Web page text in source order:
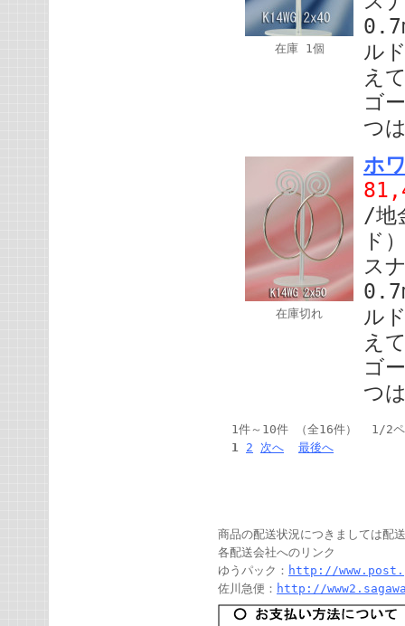
在庫 1個
ル
え
ゴ
つ
在庫切れ
ホ
/地
ド
ス
ル
え
ゴ
つ
1件～10件 （全16件） 1/2ペ
1 2 次へ 最後へ
商品の配送状況につきましては配
各配送会社へのリンク
ゆうパック： http://
佐川急便： http://